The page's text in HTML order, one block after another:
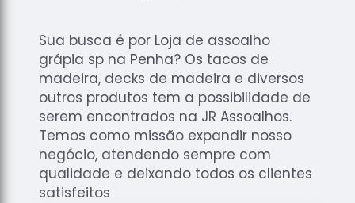
Madeiras
Sua busca é por Loja de assoalho
grápia sp na Penha? Os tacos de
madeira, decks de madeira e diversos
outros produtos tem a possibilidade de
serem encontrados na JR Assoalhos.
Temos como missão expandir nosso
negócio, atendendo sempre com
qualidade e deixando todos os clientes
satisfeitos